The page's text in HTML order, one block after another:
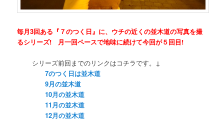
毎月3回ある『７のつく日』に、ウチの近くの並木道の写真を撮
るシリーズ! 月一回ペースで地味に続けて今回が５回目!
シリーズ前回までのリンクはコチラです。↓
7のつく日は並木道
9月の並木道
10月の並木道
11月の並木道
12月の並木道